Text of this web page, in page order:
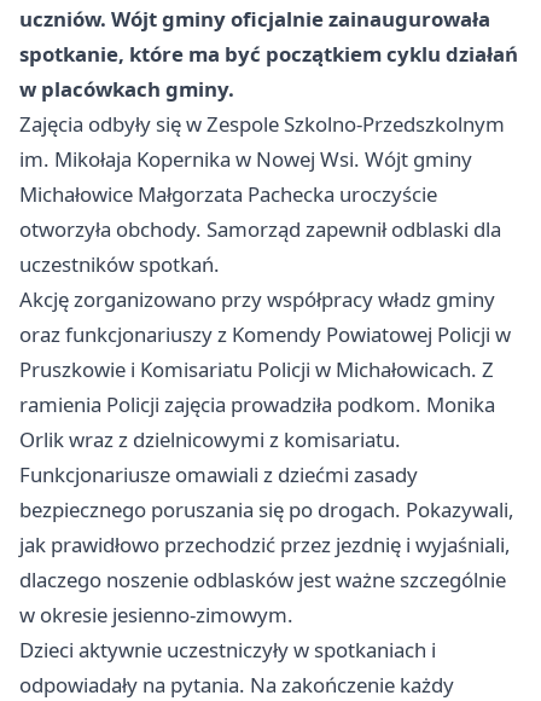
uczniów. Wójt gminy oficjalnie zainaugurowała
spotkanie, które ma być początkiem cyklu działań
w placówkach gminy.
Zajęcia odbyły się w Zespole Szkolno-Przedszkolnym
im. Mikołaja Kopernika w Nowej Wsi. Wójt gminy
Michałowice Małgorzata Pachecka uroczyście
otworzyła obchody. Samorząd zapewnił odblaski dla
uczestników spotkań.
Akcję zorganizowano przy współpracy władz gminy
oraz funkcjonariuszy z Komendy Powiatowej Policji w
Pruszkowie i Komisariatu Policji w Michałowicach. Z
ramienia Policji zajęcia prowadziła podkom. Monika
Orlik wraz z dzielnicowymi z komisariatu.
Funkcjonariusze omawiali z dziećmi zasady
bezpiecznego poruszania się po drogach. Pokazywali,
jak prawidłowo przechodzić przez jezdnię i wyjaśniali,
dlaczego noszenie odblasków jest ważne szczególnie
w okresie jesienno-zimowym.
Dzieci aktywnie uczestniczyły w spotkaniach i
odpowiadały na pytania. Na zakończenie każdy